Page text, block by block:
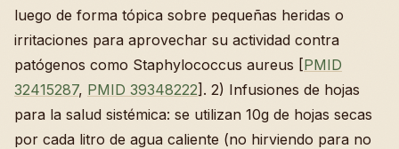
luego de forma tópica sobre pequeñas heridas o
irritaciones para aprovechar su actividad contra
patógenos como Staphylococcus aureus [PMID
32415287, PMID 39348222]. 2) Infusiones de hojas
para la salud sistémica: se utilizan 10g de hojas secas
por cada litro de agua caliente (no hirviendo para no